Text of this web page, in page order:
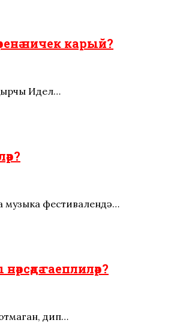
ничек карый?
Идел…
музыка фестивалендә…
гаеплиләр?
дип…